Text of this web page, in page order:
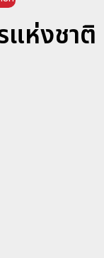
แห่งชาติ